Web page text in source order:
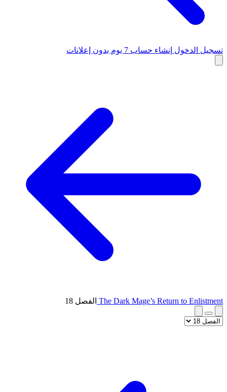
تسجيل الدخول إنشاء حساب 7 يوم بدون إعلانات
The Dark Mage’s Return to Enlistment الفصل 18